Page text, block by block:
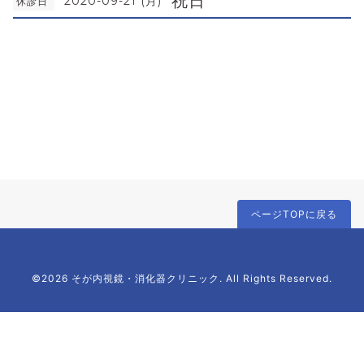
ページTOPに戻る
©2026 そが内視鏡・消化器クリニック. All Rights Reserved.